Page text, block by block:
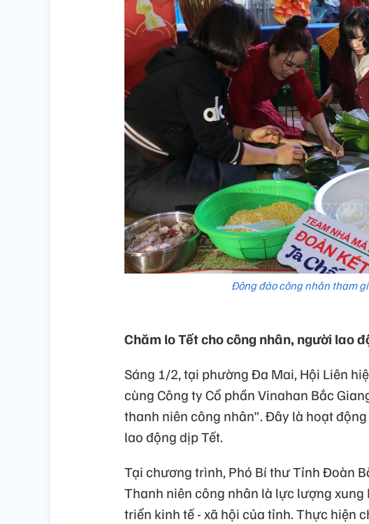
Đông đảo công nhân tham
Chăm lo Tết cho công nhân, người lao
Sáng 1/2, tại phường Đa Mai, Hội Liên
cùng Công ty Cổ phần Vinahan Bắc
thanh niên công nhân". Đây là hoạt
lao động dịp Tết.
Tại chương trình, Phó Bí thư Tỉnh Đoàn
Thanh niên công nhân là lực lượng
triển kinh tế - xã hội của tỉnh. Thực hiện